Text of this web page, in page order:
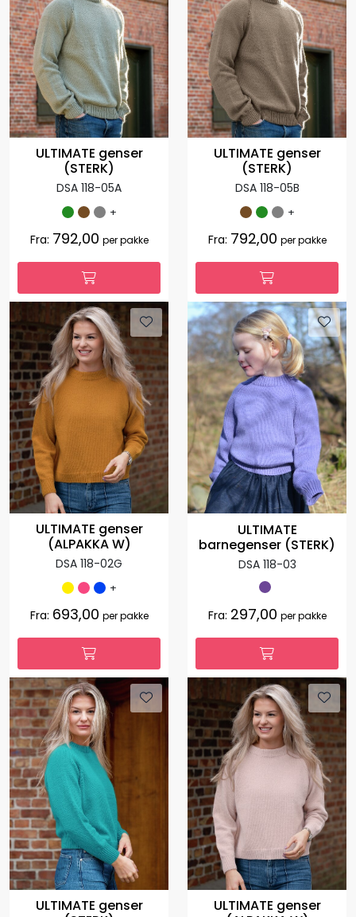
ULTIMATE genser
(STERK)
DSA 118-05A
+
Fra: 792,00 per pakke
ULTIMATE genser
(STERK)
DSA 118-05B
+
Fra: 792,00 per pakke
ULTIMATE genser
(ALPAKKA W)
DSA 118-02G
+
Fra: 693,00 per pakke
ULTIMATE
barnegenser (STERK)
DSA 118-03
Fra: 297,00 per pakke
ULTIMATE genser
ULTIMATE genser